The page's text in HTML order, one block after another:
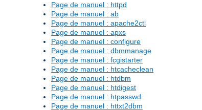
Page de manuel : httpd
Page de manuel : ab
Page de manuel : apache2ctl
Page de manuel : apxs
Page de manuel : configure
Page de manuel : dbmmanage
Page de manuel : fcgistarter
Page de manuel : htcacheclean
Page de manuel : htdbm
Page de manuel : htdigest
Page de manuel : htpasswd
Page de manuel : httxt2dbm